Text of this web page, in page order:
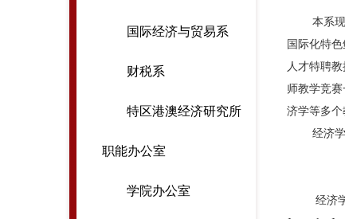
国际经济与贸易系
财税系
特区港澳经济研究所
职能办公室
学院办公室
本系
国际化特
人才特聘教
师教学竞赛
济学等多个
经济
经济